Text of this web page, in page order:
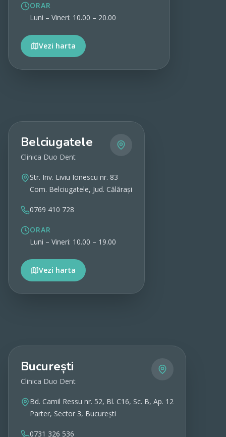
ORAR
Luni – Vineri: 10.00 – 20.00
Vezi harta
Vezi detalii
Belciugatele
Clinica Duo Dent
Str. Inv. Liviu Ionescu nr. 83
Com. Belciugatele, Jud. Călărași
0769 410 728
ORAR
Luni – Vineri: 10.00 – 19.00
Vezi harta
Vezi detalii
București
Clinica Duo Dent
Bd. Camil Ressu nr. 52, Bl. C16, Sc. B, Ap. 12
Parter, Sector 3, București
0731 326 536